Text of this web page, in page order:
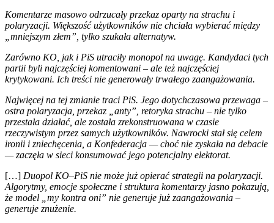
Komentarze masowo odrzucały przekaz oparty na strachu i
polaryzacji. Większość użytkowników nie chciała wybierać między
„mniejszym złem”, tylko szukała alternatyw.
Zarówno KO, jak i PiS utraciły monopol na uwagę. Kandydaci tych
partii byli najczęściej komentowani – ale też najczęściej
krytykowani. Ich treści nie generowały trwałego zaangażowania.
Najwięcej na tej zmianie traci PiS. Jego dotychczasowa przewaga –
ostra polaryzacja, przekaz „anty”, retoryka strachu – nie tylko
przestała działać, ale została zrekonstruowana w czasie
rzeczywistym przez samych użytkowników. Nawrocki stał się celem
ironii i zniechęcenia, a Konfederacja — choć nie zyskała na debacie
— zaczęła w sieci konsumować jego potencjalny elektorat.
[…] Duopol KO–PiS nie może już opierać strategii na polaryzacji.
Algorytmy, emocje społeczne i struktura komentarzy jasno pokazują,
że model „my kontra oni” nie generuje już zaangażowania –
generuje znużenie.